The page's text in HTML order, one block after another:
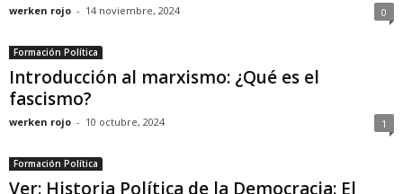
werken rojo - 14 noviembre, 2024 0
Formación Política
Introducción al marxismo: ¿Qué es el
fascismo?
werken rojo - 10 octubre, 2024 1
Formación Política
Ver: Historia Política de la Democracia: El